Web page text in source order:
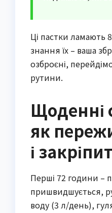
Ці пастки ламають
знання їх – ваша
озброєні,
рутини.
Щоденні
як
і
Перші 72 години –
пришвидшується,
воду (3 л/день),